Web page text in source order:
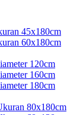
45x180cm
60x180cm
120cm
160cm
180cm
80x180cm